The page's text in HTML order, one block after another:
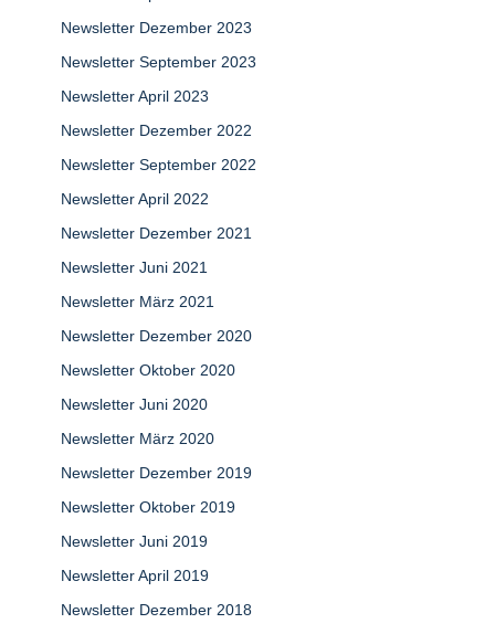
Newsletter Dezember 2023
Newsletter September 2023
Newsletter April 2023
Newsletter Dezember 2022
Newsletter September 2022
Newsletter April 2022
Newsletter Dezember 2021
Newsletter Juni 2021
Newsletter März 2021
Newsletter Dezember 2020
Newsletter Oktober 2020
Newsletter Juni 2020
Newsletter März 2020
Newsletter Dezember 2019
Newsletter Oktober 2019
Newsletter Juni 2019
Newsletter April 2019
Newsletter Dezember 2018